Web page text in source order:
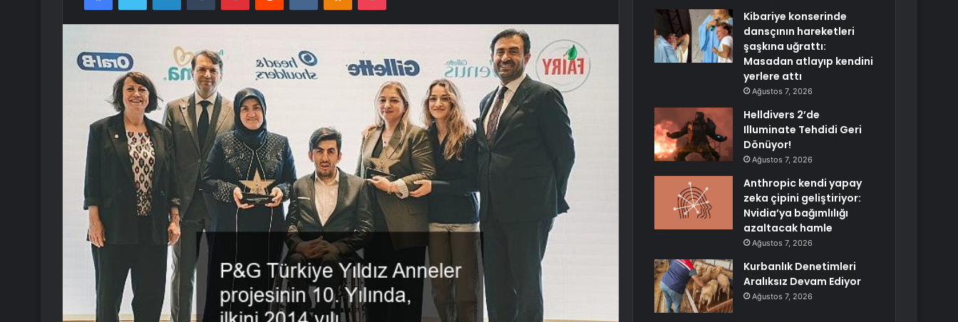
Kibariye konserinde
dansçının hareketleri
şaşkına uğrattı:
Masadan atlayıp kendini
yerlere attı
Ağustos 7, 2026
Helldivers 2’de
Illuminate Tehdidi Geri
Dönüyor!
Ağustos 7, 2026
Anthropic kendi yapay
zeka çipini geliştiriyor:
Nvidia’ya bağımlılığı
azaltacak hamle
Ağustos 7, 2026
Kurbanlık Denetimleri
Aralıksız Devam Ediyor
Ağustos 7, 2026